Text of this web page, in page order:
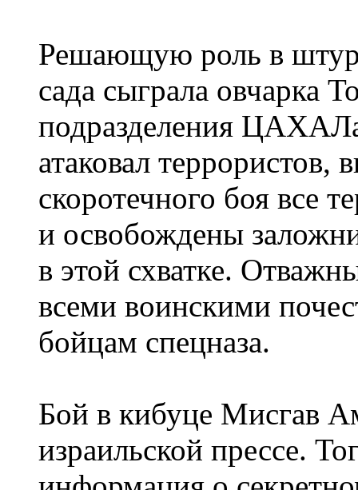
Решающую роль в
сада сыграла овчарка
подразделения
атаковал террористов,
скоротечного боя все
и освобождены
в этой схватке.
всеми воинскими
бойцам спецназа.
Бой в кибуце Мисгав
израильской прессе.